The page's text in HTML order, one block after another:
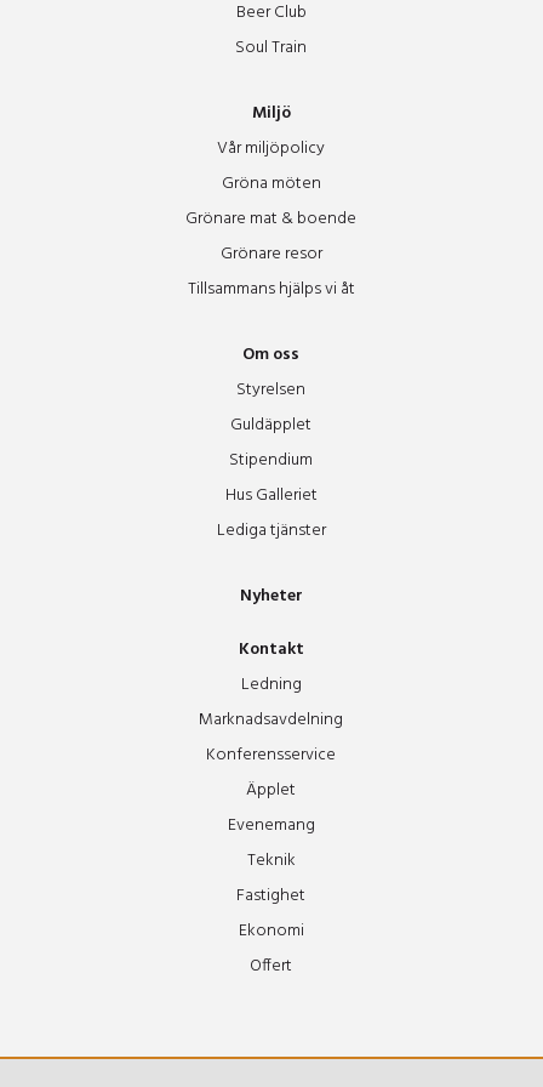
Peterson Berger SalenBeer Club
Soul Train
Miljö
Vår miljöpolicy
Gröna möten
Grönare mat & boende
Grönare resor
Tillsammans hjälps vi åt
Om oss
Styrelsen
Guldäpplet
Stipendium
Hus Galleriet
Lediga tjänster
Nyheter
Kontakt
Ledning
Marknadsavdelning
Konferensservice
Äpplet
Evenemang
Teknik
Fastighet
Ekonomi
Offert